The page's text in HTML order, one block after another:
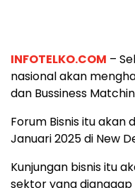
INFOTELKO.COM –
nasional akan
dan Bussiness
Forum Bisnis itu akan
Januari 2025 di New
Kunjungan bisnis itu
sektor yang